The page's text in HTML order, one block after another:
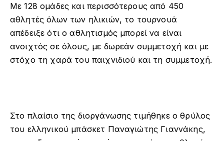
Με 128 ομάδες και περισσότερους από 450
αθλητές όλων των ηλικιών, το τουρνουά
απέδειξε ότι ο αθλητισμός μπορεί να είναι
ανοιχτός σε όλους, με δωρεάν συμμετοχή και με
στόχο τη χαρά του παιχνιδιού και τη συμμετοχή.
Στο πλαίσιο της διοργάνωσης τιμήθηκε ο θρύλος
του ελληνικού μπάσκετ Παναγιώτης Γιαννάκης,